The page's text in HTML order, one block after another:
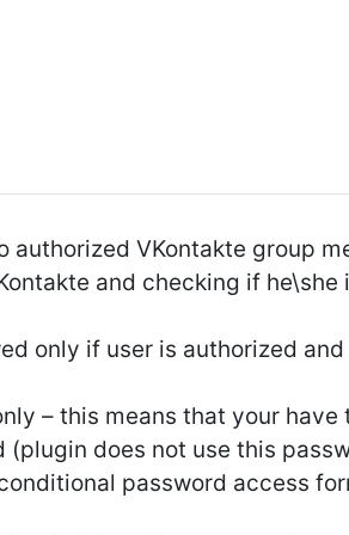
VKontakte group
and checking if he\she
only if user is authorized and
– this means that your have
does not use this
password access